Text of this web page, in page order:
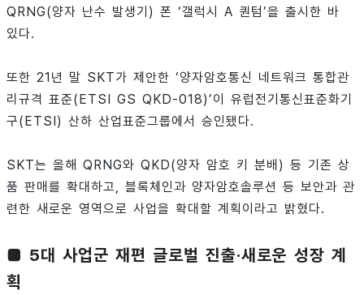
QRNG(양자 난수 발생기) 폰 ‘갤럭시 A 퀀텀’을 출시한 바
있다.
또한 21년 말 SKT가 제안한 ‘양자암호통신 네트워크 통합관
리규격 표준(ETSI GS QKD-018)’이 유럽전기통신표준화기
구(ETSI) 산하 산업표준그룹에서 승인됐다.
SKT는 올해 QRNG와 QKD(양자 암호 키 분배) 등 기존 상
품 판매를 확대하고, 블록체인과 양자암호솔루션 등 보안과 관
련한 새로운 영역으로 사업을 확대할 계획이라고 밝혔다.
■ 5대 사업군 재편 글로벌 진출·새로운 성장 계
획